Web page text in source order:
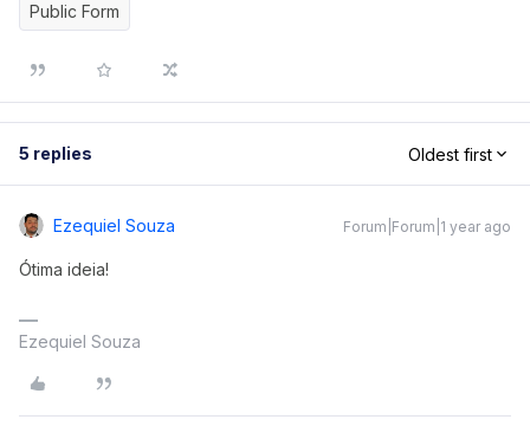
Public Form
5 replies Oldest first
Ezequiel Souza Forum|Forum|1 year ago
Ótima ideia!
Ezequiel Souza